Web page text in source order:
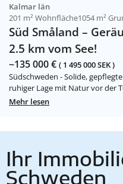
Kalmar län
201 m² Wohnfläche1054 m²
Süd Småland –
2.5 km vom See!
~135 000 € ( 1 495 000 SEK )
Südschweden - Solide,
ruhiger Lage mit Natur vor der
Mehr lesen
Ihr
Schweden